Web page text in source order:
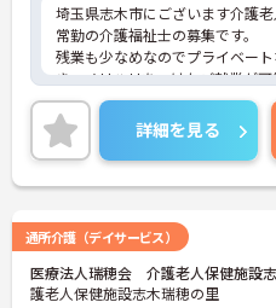
埼玉県志木市にございます介護老
常勤の介護福祉士の募集です。
残業も少なめなのでプライベー
き、メリハリをつけたご就業が
経験は不問！先輩スタッフの丁
るので、安心してご入職いただ
ご興味ある方には、面接対策ポ
詳細をお話しいたしますのでお
い。
詳細を見る
通所介護（デイサービス）
医療法人瑞穂会 介護老人保健施設
護老人保健施設志木瑞穂の里